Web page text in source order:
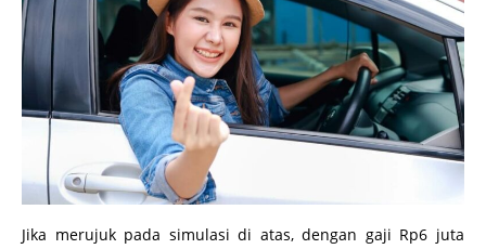
Jika merujuk pada simulasi di atas, dengan gaji Rp6 juta